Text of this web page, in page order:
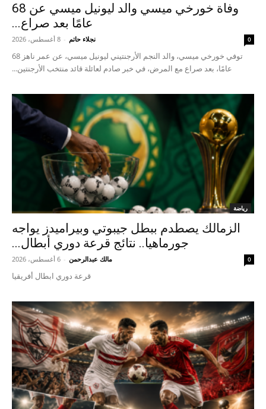
وفاة خورخي ميسي والد ليونيل ميسي عن 68
عامًا بعد صراع...
نجلاء حاتم - 8 أغسطس، 2026 0
توفي خورخي ميسي، والد النجم الأرجنتيني ليونيل ميسي، عن عمر ناهز 68
عامًا، بعد صراع مع المرض، في خبر صادم لعائلة قائد منتخب الأرجنتين...
رياضة
الزمالك يصطدم ببطل جيبوتي وبيراميدز يواجه
جورماهيا.. نتائج قرعة دوري أبطال...
مالك عبدالرحمن - 6 أغسطس، 2026 0
قرعة دوري ابطال أفريقيا